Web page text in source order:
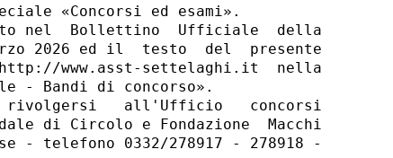
«Concorsi ed esami».
nel  Bollettino  Ufficiale  della
2026 ed il  testo  del  presente
www.asst-settelaghi.it  nella
- Bandi di concorso».
all'Ufficio   concorsi
di Circolo e Fondazione  Macchi
- telefono 0332/278917 - 278918 -